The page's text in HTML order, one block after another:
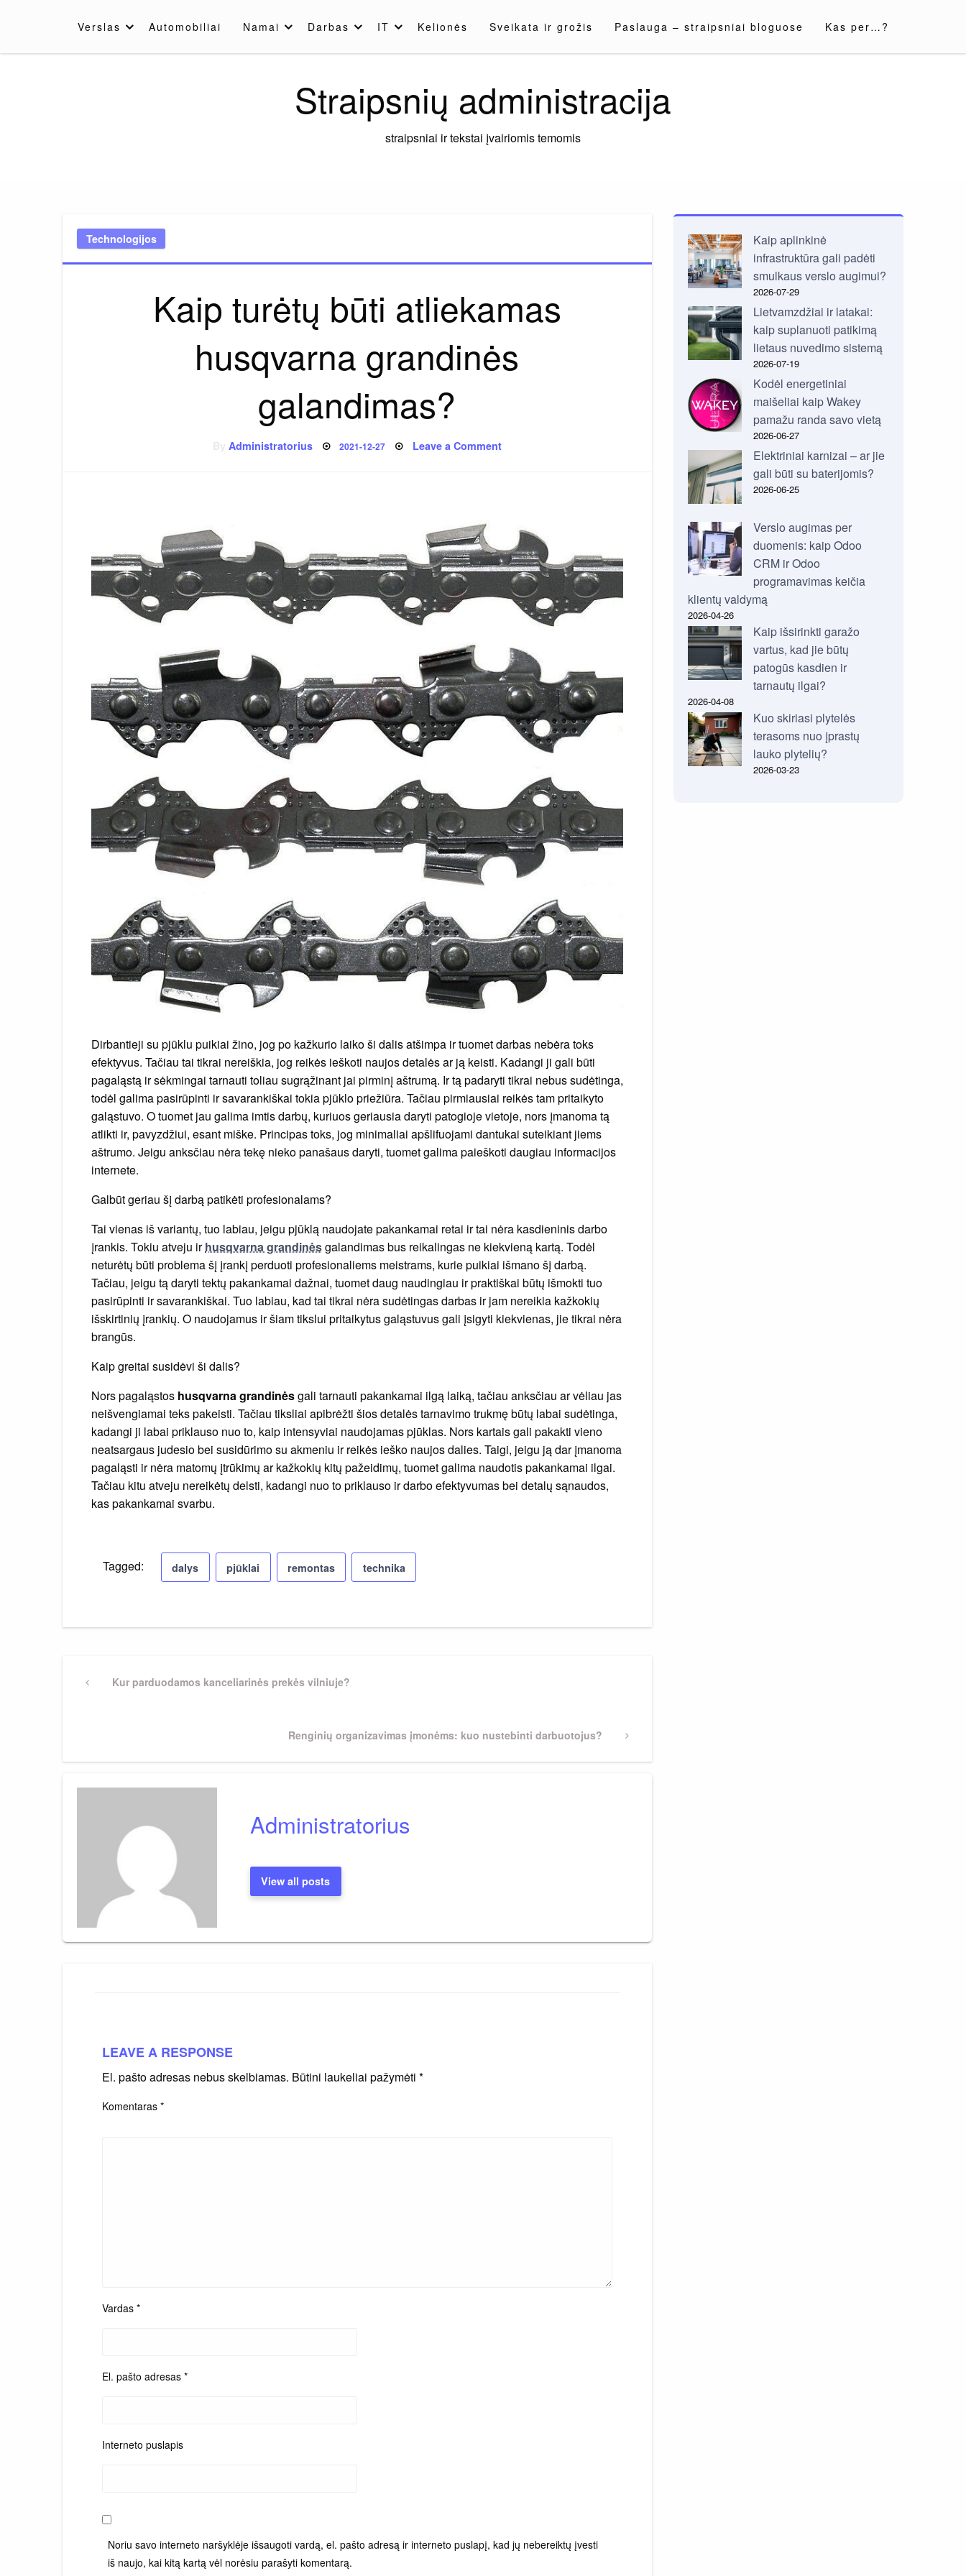
Verslas Automobiliai Namai Darbas IT Kelionės Sveikata ir grožis Paslauga – straipsniai bloguose Kas per…?
Straipsnių administracija
straipsniai ir tekstai įvairiomis temomis
Technologijos
Kaip turėtų būti atliekamas
husqvarna grandinės
galandimas?
ByAdministratorius Posted
2021-12-27 Leave a Commenton
Dirbantieji su pjūklu puikiai žino, jog po kažkurio laiko ši dalis atšimpa ir tuomet darbas nebėra toks
efektyvus. Tačiau tai tikrai nereiškia, jog reikės ieškoti naujos detalės ar ją keisti. Kadangi ji gali būti
pagaląstą ir sėkmingai tarnauti toliau sugrąžinant jai pirminį aštrumą. Ir tą padaryti tikrai nebus sudėtinga,
todėl galima pasirūpinti ir savarankiškai tokia pjūklo priežiūra. Tačiau pirmiausiai reikės tam pritaikyto
galąstuvo. O tuomet jau galima imtis darbų, kuriuos geriausia daryti patogioje vietoje, nors įmanoma tą
atlikti ir, pavyzdžiui, esant miške. Principas toks, jog minimaliai apšlifuojami dantukai suteikiant jiems
aštrumo. Jeigu anksčiau nėra tekę nieko panašaus daryti, tuomet galima paieškoti daugiau informacijos
internete.
Galbūt geriau šį darbą patikėti profesionalams?
Tai vienas iš variantų, tuo labiau, jeigu pjūklą naudojate pakankamai retai ir tai nėra kasdieninis darbo
įrankis. Tokiu atveju irhusqvarna grandinėsgalandimas bus reikalingas ne kiekvieną kartą. Todėl
neturėtų būti problema šį įrankį perduoti profesionaliems meistrams, kurie puikiai išmano šį darbą.
Tačiau, jeigu tą daryti tektų pakankamai dažnai, tuomet daug naudingiau ir praktiškai būtų išmokti tuo
pasirūpinti ir savarankiškai. Tuo labiau, kad tai tikrai nėra sudėtingas darbas ir jam nereikia kažkokių
išskirtinių įrankių. O naudojamus ir šiam tikslui pritaikytus galąstuvus gali įsigyti kiekvienas, jie tikrai nėra
brangūs.
Kaip greitai susidėvi ši dalis?
Nors pagaląstos husqvarna grandinėsgali tarnauti pakankamai ilgą laiką, tačiau anksčiau ar vėliau jas
neišvengiamai teks pakeisti. Tačiau tiksliai apibrėžti šios detalės tarnavimo trukmę būtų labai sudėtinga,
kadangi ji labai priklauso nuo to, kaip intensyviai naudojamas pjūklas. Nors kartais gali pakakti vieno
neatsargaus judesio bei susidūrimo su akmeniu ir reikės ieško naujos dalies. Taigi, jeigu ją dar įmanoma
pagaląsti ir nėra matomų įtrūkimų ar kažkokių kitų pažeidimų, tuomet galima naudotis pakankamai ilgai.
Tačiau kitu atveju nereikėtų delsti, kadangi nuo to priklauso ir darbo efektyvumas bei detalų sąnaudos,
kas pakankamai svarbu.
Tagged: dalys pjūklai remontas technika
Navigacija
įrašų
PreviousKur parduodamos kanceliarinės prekės vilniuje?
Next
Renginių organizavimas įmonėms: kuo nustebinti darbuotojus?
Administratorius
View all posts
LEAVE A RESPONSE
El. pašto adresas nebus skelbiamas. Būtini laukeliai pažymėti *
Komentaras *
Vardas *
El. pašto adresas *
Interneto puslapis
Noriu savo interneto naršyklėje išsaugoti vardą, el. pašto adresą ir interneto puslapį, kad jų nebereiktų įvesti
iš naujo, kai kitą kartą vėl norėsiu parašyti komentarą.
Kaip aplinkinė
infrastruktūra gali padėti
smulkaus verslo augimui?
2026-07-29
Lietvamzdžiai ir latakai:
kaip suplanuoti patikimą
lietaus nuvedimo sistemą
2026-07-19
Kodėl energetiniai
maišeliai kaip Wakey
pamažu randa savo vietą
2026-06-27
Elektriniai karnizai – ar jie
gali būti su baterijomis?
2026-06-25
Verslo augimas per
duomenis: kaip Odoo
CRM ir Odoo
programavimas keičia
klientų valdymą
2026-04-26
Kaip išsirinkti garažo
vartus, kad jie būtų
patogūs kasdien ir
tarnautų ilgai?
2026-04-08
Kuo skiriasi plytelės
terasoms nuo įprastų
lauko plytelių?
2026-03-23